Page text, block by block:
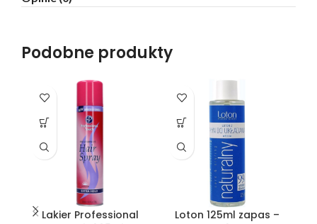
Podobne produkty
Lakier Professional
Loton 125ml zapas –